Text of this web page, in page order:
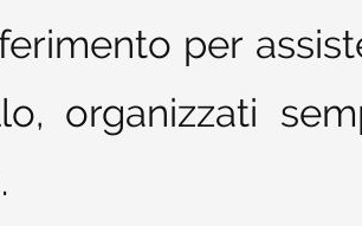
per
organizzati